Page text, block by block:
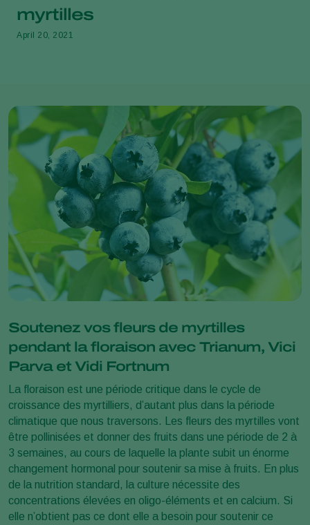
myrtilles
April 20, 2021
Soutenez vos fleurs de myrtilles
pendant la floraison avec Trianum, Vici
Parva et Vidi Fortnum
La floraison est une période critique dans le cycle de
croissance des myrtilliers, d’autant plus dans la période
climatique que nous traversons. Les fleurs des myrtilles vont
être pollinisées et donner des fruits dans une période de 2 à
3 semaines, au cours de laquelle la plante subit un énorme
changement hormonal pour soutenir sa mise à fruits. En plus
de la nutrition standard, la culture nécessite des
concentrations élevées en oligo-éléments et en calcium. Si
elle n’obtient pas ce dont elle a besoin pour soutenir ce